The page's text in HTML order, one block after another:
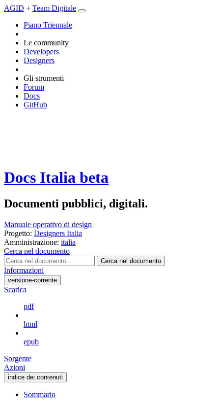
AGID + Team Digitale
Piano Triennale
Le community
Developers
Designers
Gli strumenti
Forum
Docs
GitHub
Docs Italia beta
Documenti pubblici, digitali.
Manuale operativo di design
Progetto: Designers Italia
Amministrazione: italia
Cerca nel documento
Cerca nel documento
Informazioni
versione-corrente
Scarica
pdf
html
epub
Sorgente
Azioni
indice dei contenuti
Sommario